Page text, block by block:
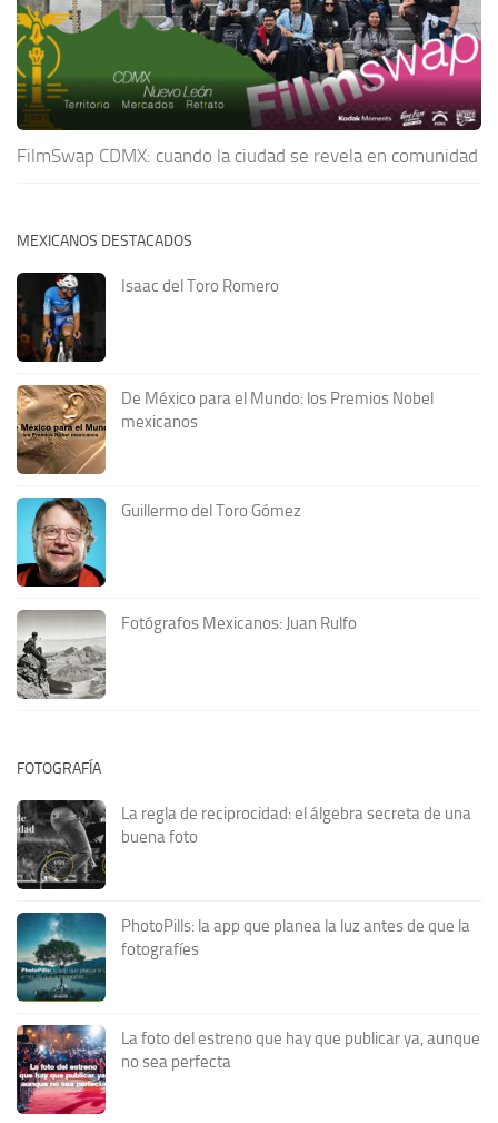
FilmSwap CDMX: cuando la ciudad se revela en comunidad
MEXICANOS DESTACADOS
Isaac del Toro Romero
De México para el Mundo: los Premios Nobel
mexicanos
Guillermo del Toro Gómez
Fotógrafos Mexicanos: Juan Rulfo
FOTOGRAFÍA
La regla de reciprocidad: el álgebra secreta de una
buena foto
PhotoPills: la app que planea la luz antes de que la
fotografíes
La foto del estreno que hay que publicar ya, aunque
no sea perfecta